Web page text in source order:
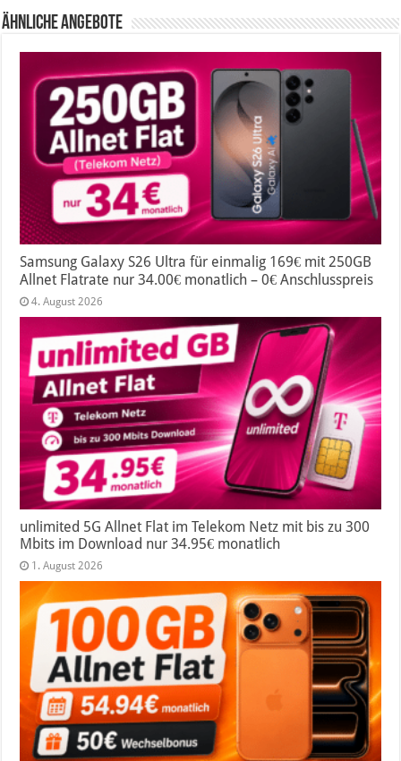
Ähnliche Angebote
Samsung Galaxy S26 Ultra für einmalig 169€ mit 250GB
Allnet Flatrate nur 34.00€ monatlich – 0€ Anschlusspreis
4. August 2026
unlimited 5G Allnet Flat im Telekom Netz mit bis zu 300
Mbits im Download nur 34.95€ monatlich
1. August 2026